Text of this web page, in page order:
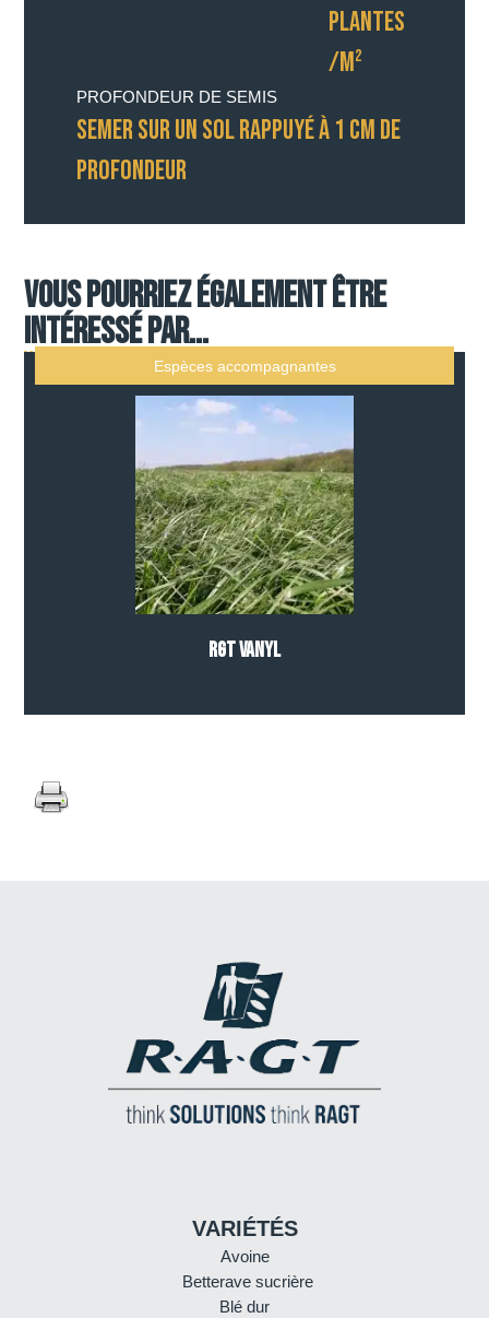
PLANTES
/M²
PROFONDEUR DE SEMIS
SEMER SUR UN SOL RAPPUYÉ À 1 CM DE
PROFONDEUR
Vous pourriez également être
intéressé par...
Espèces accompagnantes
RGT VANYL
VARIÉTÉS
Avoine
Betterave sucrière
Blé dur